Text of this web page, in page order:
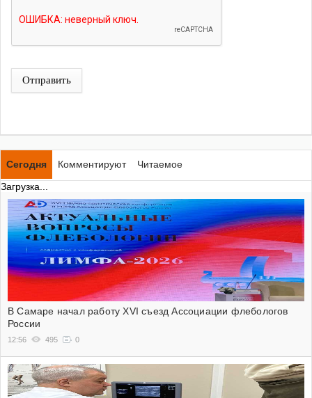
Отправить
Сегодня Комментируют
Читаемое
Загрузка...
В Самаре начал работу XVI съезд Ассоциации флебологов
России
12:56 495 0